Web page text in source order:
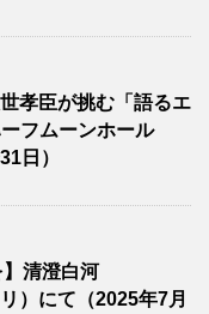
孝臣が挑む「語るエ
フムーンホール
日）
】清澄白河
）にて（2025年7月